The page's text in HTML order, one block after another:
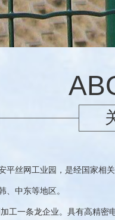
丝网工业园，是经国家相
、中东等地区。
工一条龙企业。具有高精